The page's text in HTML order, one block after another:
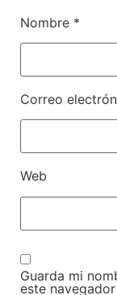
Nombre *
Correo
Web
Guarda mi
este